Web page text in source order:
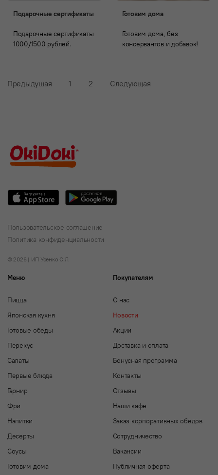
Подарочные сертификаты
Подарочные сертификаты
1000/1500 рублей.
Готовим дома
Готовим дома, без
консервантов и добавок!
Предыдущая 1 2 Следующая
Пользовательское соглашение
Политика конфиденциальности
© 2026 | ИП Усенко С.Л.
Меню
Пицца
Японская кухня
Готовые обеды
Перекус
Салаты
Первые блюда
Гарнир
Фри
Напитки
Десерты
Соусы
Готовим дома
Покупателям
О нас
Новости
Акции
Доставка и оплата
Бонусная программа
Контакты
Отзывы
Наши кафе
Заказ корпоративных обедов
Сотрудничество
Вакансии
Публичная оферта